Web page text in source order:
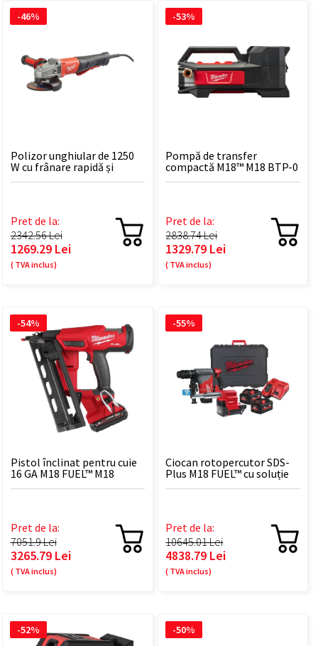
Polizor unghiular de 1250
W cu frânare rapidă și
mâner anti-vibrații AGV 13-
Pret de la:
2342.56 Lei
1269.29 Lei
( TVA inclus)
-46%
Pompă de transfer
compactă M18™ M18 BTP-0
Pret de la:
2838.74 Lei
1329.79 Lei
( TVA inclus)
-53%
Pistol înclinat pentru cuie
16 GA M18 FUEL™ M18
FN16GA-202X
Pret de la:
7051.9 Lei
3265.79 Lei
( TVA inclus)
-54%
Ciocan rotopercutor SDS-
Plus M18 FUEL™ cu soluție
de extragere a prafului M18
Pret de la:
10645.01 Lei
4838.79 Lei
( TVA inclus)
-55%
-52% -50%